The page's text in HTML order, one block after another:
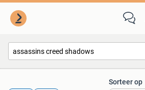
Sorteer op